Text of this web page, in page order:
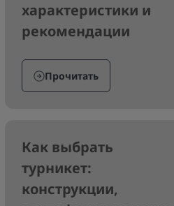
характеристики и
рекомендации
Прочитать
Как выбрать
турникет:
конструкции,